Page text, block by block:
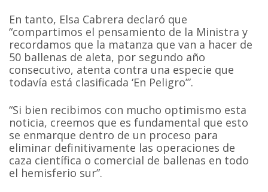
En tanto, Elsa Cabrera declaró que
“compartimos el pensamiento de la Ministra y
recordamos que la matanza que van a hacer de
50 ballenas de aleta, por segundo año
consecutivo, atenta contra una especie que
todavía está clasificada ‘En Peligro’”.
“Si bien recibimos con mucho optimismo esta
noticia, creemos que es fundamental que esto
se enmarque dentro de un proceso para
eliminar definitivamente las operaciones de
caza científica o comercial de ballenas en todo
el hemisferio sur”.